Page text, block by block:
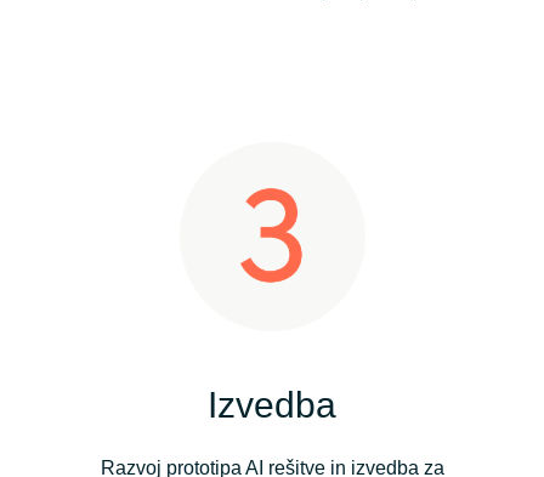
Izvedba
Razvoj prototipa AI rešitve in izvedba za